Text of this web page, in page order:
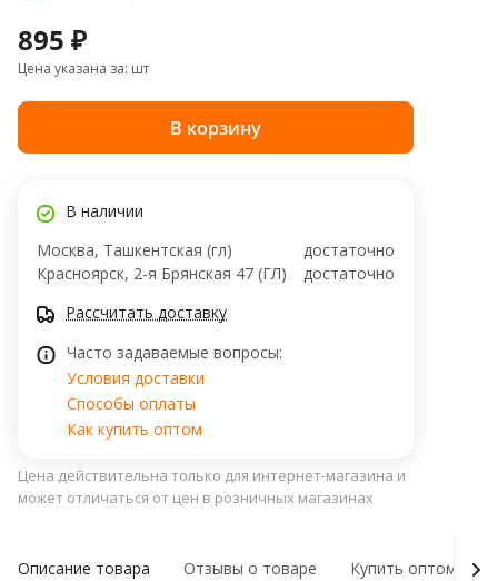
895 ₽
Цена указана за: шт
В корзину
В наличии
Москва, Ташкентская (гл)
достаточно
Красноярск, 2-я Брянская 47 (ГЛ)
достаточно
Рассчитать доставку
Часто задаваемые вопросы:
Условия доставки
Способы оплаты
Как купить оптом
Цена действительна только для интернет-магазина и
может отличаться от цен в розничных магазинах
Описание товара Отзывы о товаре Купить оптом